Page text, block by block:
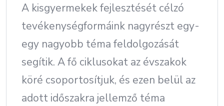
A kisgyermekek fejlesztését célzó
tevékenységformáink nagyrészt egy-
egy nagyobb téma feldolgozását
segítik. A fő ciklusokat az évszakok
köré csoportosítjuk, és ezen belül az
adott időszakra jellemző téma